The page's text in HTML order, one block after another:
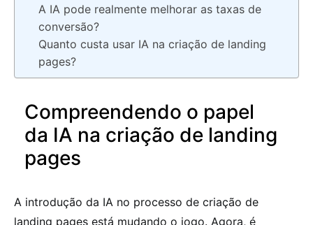
A IA pode realmente melhorar as taxas de
conversão?
Quanto custa usar IA na criação de landing
pages?
Compreendendo o papel
da IA na criação de landing
pages
A introdução da IA no processo de criação de
landing pages está mudando o jogo. Agora, é